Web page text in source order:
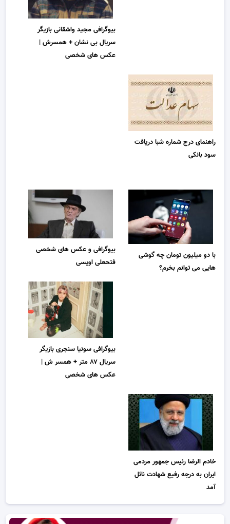
بیوگرافی مجید واشقانی بازیگر
سریال بی نشان + همسرش |
عکس های شخصی
راهنمای درج شماره شبا دریافت
سود بانکی
با دو میلیون تومان چه گوشی
هایی می توانم بخرم؟
بیوگرافی و عکس های شخصی
فتحعلی اویسی
بیوگرافی سونیا سنجری بازیگر
سریال ۸۷ متر + همسر ش |
عکس های شخصی
خادم الرضا رئیس جمهور مردمی
ایران به درجه رفیع شهادت نائل
آمد